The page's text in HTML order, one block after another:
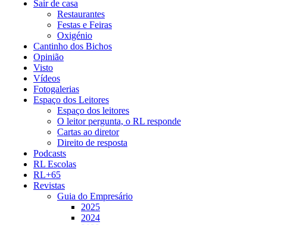
Sair de casa
Restaurantes
Festas e Feiras
Oxigénio
Cantinho dos Bichos
Opinião
Visto
Vídeos
Fotogalerias
Espaço dos Leitores
Espaço dos leitores
O leitor pergunta, o RL responde
Cartas ao diretor
Direito de resposta
Podcasts
RL Escolas
RL+65
Revistas
Guia do Empresário
2025
2024